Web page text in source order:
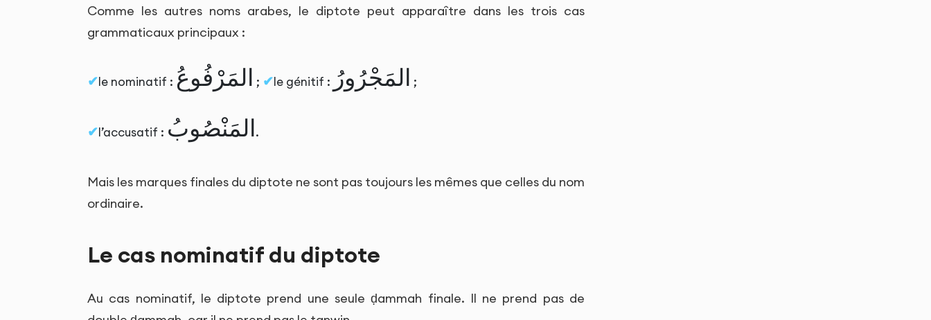
Comme les autres noms arabes, le diptote peut apparaître dans les trois cas
grammaticaux principaux :
le nominatif : المَرْفُوعُ ; le génitif : المَجْرُورُ ;
l’accusatif : المَنْصُوبُ .
Mais les marques finales du diptote ne sont pas toujours les mêmes que celles du nom
ordinaire.
Le cas nominatif du diptote
Au cas nominatif, le diptote prend une seule ḍammah finale. Il ne prend pas de